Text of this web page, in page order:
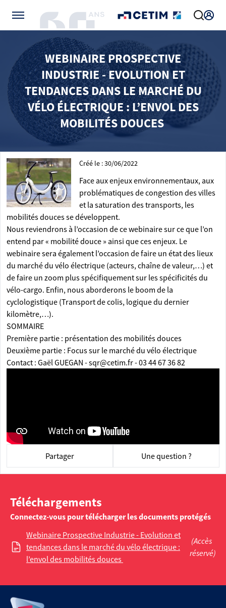
WEBINAIRE PROSPECTIVE
INDUSTRIE - EVOLUTION ET
TENDANCES DANS LE MARCHÉ DU
VÉLO ÉLECTRIQUE : L’ENVOL DES
MOBILITÉS DOUCES
Créé le : 30/06/2022
Face aux enjeux environnementaux, aux
problématiques de congestion des villes
et la saturation des transports, les
mobilités douces se développent.
Nous reviendrons à l’occasion de ce webinaire sur ce que l’on
entend par « mobilité douce » ainsi que ces enjeux. Le
webinaire sera également l’occasion de faire un état des lieux
du marché du vélo électrique (acteurs, chaîne de valeur,…) et
de faire un zoom plus spécifiquement sur les spécificités du
vélo-cargo. Enfin, nous aborderons le boom de la
cyclologistique (Transport de colis, logique du dernier
kilomètre,…).
SOMMAIRE
Première partie : présentation des mobilités douces
Deuxième partie : Focus sur le marché du vélo électrique
Contact : Gaël GUEGAN - sqr@cetim.fr - 03 44 67 36 82
Partager Une question ?
Téléchargements
Connectez-vous pour télécharger les documents protégés
Webinaire Prospective Industrie - Evolution et
tendances dans le marché du vélo électrique :
l’envol des mobilités douces
(Accès
réservé)